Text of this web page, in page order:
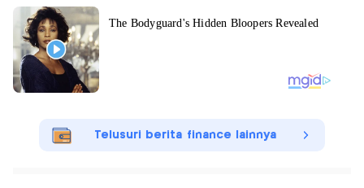
Telusuri berita finance lainnya